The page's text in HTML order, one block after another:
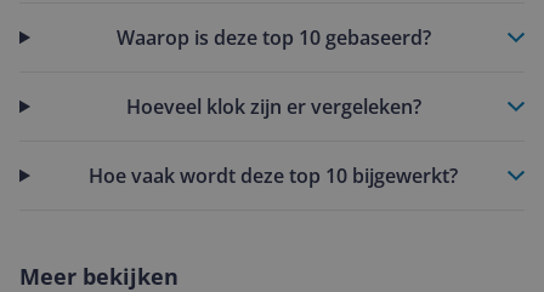
Waarop is deze top 10 gebaseerd?
Hoeveel klok zijn er vergeleken?
Hoe vaak wordt deze top 10 bijgewerkt?
Meer bekijken